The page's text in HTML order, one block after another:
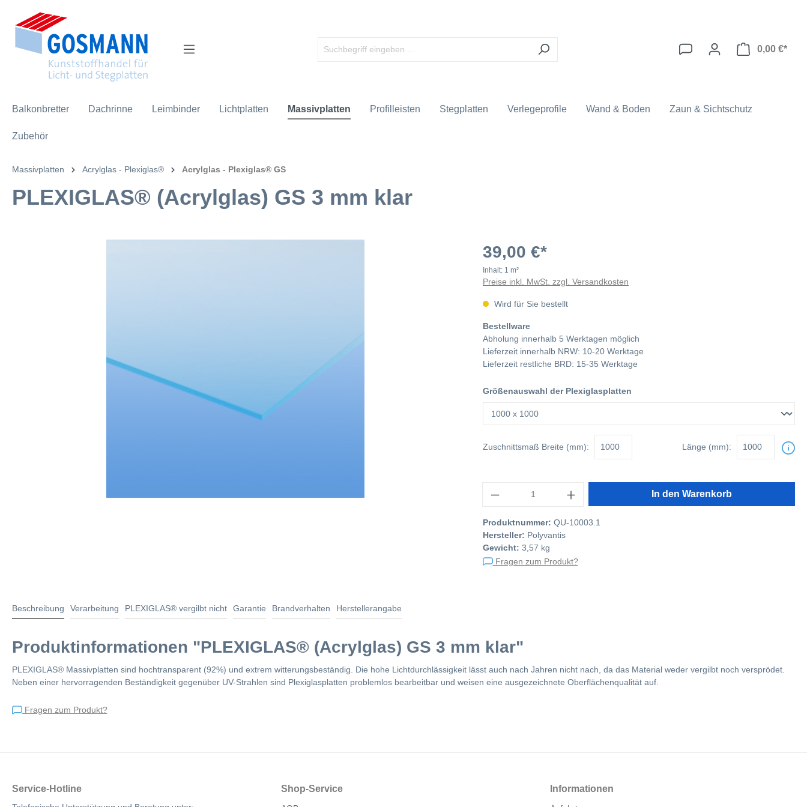
springen
0,00 €*
Balkonbretter Dachrinne Leimbinder Lichtplatten Massivplatten Profilleisten Stegplatten Verlegeprofile Wand & Boden Zaun & Sichtschutz
Zubehör
Massivplatten Acrylglas - Plexiglas® Acrylglas - Plexiglas® GS
PLEXIGLAS® (Acrylglas) GS 3 mm klar
39,00 €*
Inhalt: 1 m²
Preise inkl. MwSt. zzgl. Versandkosten
Wird für Sie bestellt
Bestellware
Abholung innerhalb 5 Werktagen möglich
Lieferzeit innerhalb NRW: 10-20 Werktage
Lieferzeit restliche BRD: 15-35 Werktage
Größenauswahl der Plexiglasplatten
Zuschnittsmaß Breite (mm): Länge (mm):
In den Warenkorb
Produktnummer: QU-10003.1
Hersteller: Polyvantis
Gewicht: 3,57 kg
Fragen zum Produkt?
Beschreibung Verarbeitung PLEXIGLAS® vergilbt nicht Garantie Brandverhalten Herstellerangabe
Produktinformationen "PLEXIGLAS® (Acrylglas) GS 3 mm klar"
PLEXIGLAS® Massivplatten sind hochtransparent (92%) und extrem witterungsbeständig. Die hohe Lichtdurchlässigkeit lässt auch nach Jahren nicht nach, da das Material weder vergilbt noch versprödet.
Neben einer hervorragenden Beständigkeit gegenüber UV-Strahlen sind Plexiglasplatten problemlos bearbeitbar und weisen eine ausgezeichnete Oberflächenqualität auf.
Fragen zum Produkt?
Service-Hotline Shop-Service Informationen